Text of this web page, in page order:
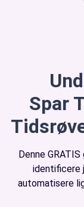
Spar
Denne
identificere
automatisere